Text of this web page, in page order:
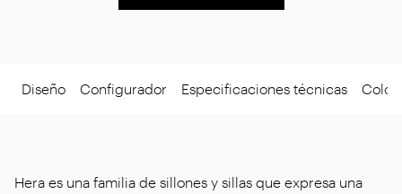
Diseño Configurador Especificaciones técnicas
Hera es una familia de sillones y sillas que expresa una